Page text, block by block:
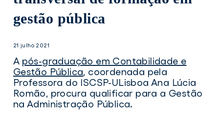
gestão pública
21 julho 2021
A pós-graduação em Contabilidade e
Gestão Pública, coordenada pela
Professora do ISCSP-ULisboa Ana Lúcia
Romão, procura qualificar para a Gestão
na Administração Pública.